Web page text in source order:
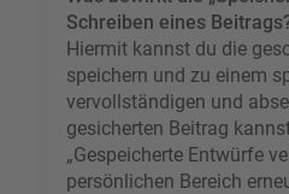
Schreiben eines
Hiermit kannst du die
speichern und zu einem
vervollständigen und
gesicherten Beitrag
„Gespeicherte Entwürfe
persönlichen Bereich